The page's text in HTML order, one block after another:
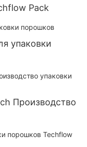
Pack
упаковки
Производство